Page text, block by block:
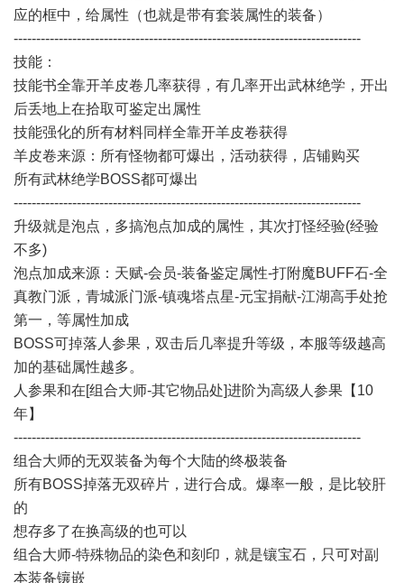
应的框中，给属性（也就是带有套装属性的装备）
-----------------------------------------------------------------------------
技能：
技能书全靠开羊皮卷几率获得，有几率开出武林绝学，开出
后丢地上在拾取可鉴定出属性
技能强化的所有材料同样全靠开羊皮卷获得
羊皮卷来源：所有怪物都可爆出，活动获得，店铺购买
所有武林绝学BOSS都可爆出
-----------------------------------------------------------------------------
升级就是泡点，多搞泡点加成的属性，其次打怪经验(经验
不多)
泡点加成来源：天赋-会员-装备鉴定属性-打附魔BUFF石-全
真教门派，青城派门派-镇魂塔点星-元宝捐献-江湖高手处抢
第一，等属性加成
BOSS可掉落人参果，双击后几率提升等级，本服等级越高
加的基础属性越多。
人参果和在[组合大师-其它物品处]进阶为高级人参果【10
年】
-----------------------------------------------------------------------------
组合大师的无双装备为每个大陆的终极装备
所有BOSS掉落无双碎片，进行合成。爆率一般，是比较肝
的
想存多了在换高级的也可以
组合大师-特殊物品的染色和刻印，就是镶宝石，只可对副
本装备镶嵌